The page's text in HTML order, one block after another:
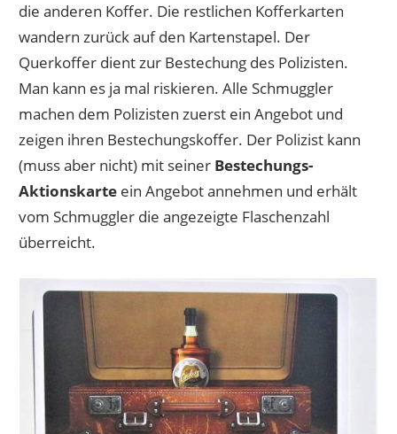
die anderen Koffer. Die restlichen Kofferkarten
wandern zurück auf den Kartenstapel. Der
Querkoffer dient zur Bestechung des Polizisten.
Man kann es ja mal riskieren. Alle Schmuggler
machen dem Polizisten zuerst ein Angebot und
zeigen ihren Bestechungskoffer. Der Polizist kann
(muss aber nicht) mit seiner Bestechungs-
Aktionskarte ein Angebot annehmen und erhält
vom Schmuggler die angezeigte Flaschenzahl
überreicht.